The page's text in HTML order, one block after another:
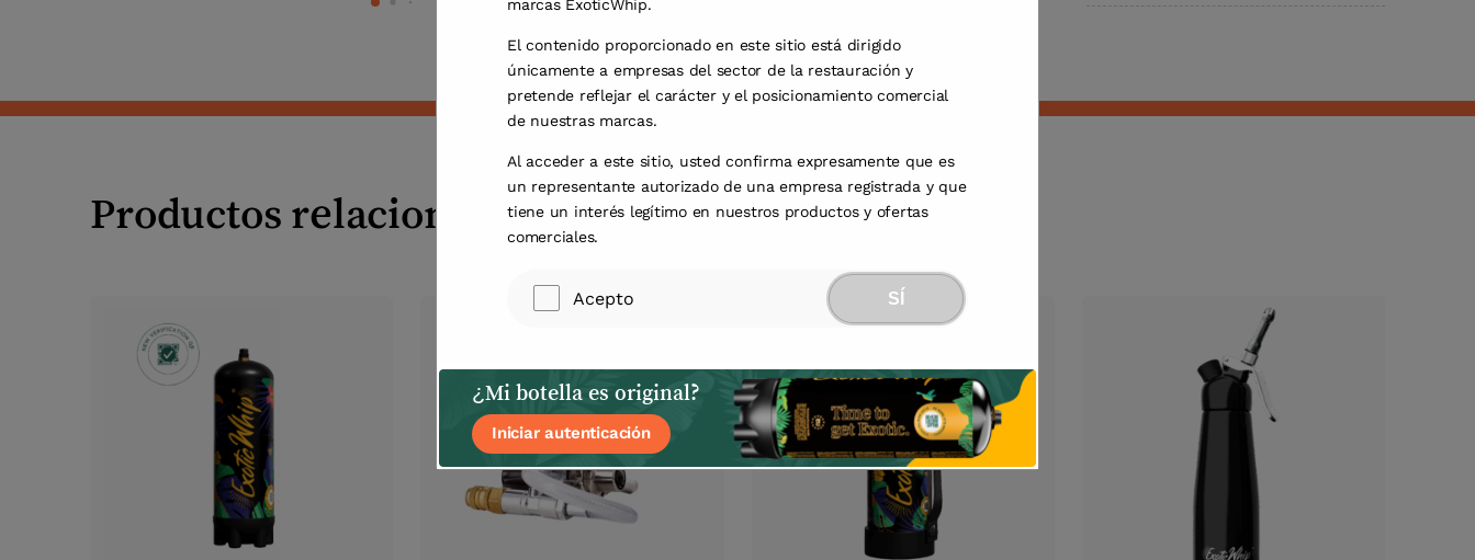
Productos relacionados
marcas ExoticWhip.
El contenido proporcionado en este sitio está dirigido
únicamente a empresas del sector de la restauración y
pretende reflejar el carácter y el posicionamiento comercial
de nuestras marcas.
Al acceder a este sitio, usted confirma expresamente que es
un representante autorizado de una empresa registrada y que
tiene un interés legítimo en nuestros productos y ofertas
comerciales.
Acepto SÍ
¿Mi botella es original?
Iniciar autenticación